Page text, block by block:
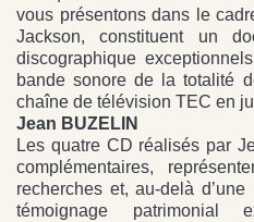
vous présentons dans le
Jackson, constituent un
discographique
bande sonore de la totalité
chaîne de télévision TEC en
Jean BUZELIN
Les quatre CD réalisés par
complémentaires,
recherches et, au-delà
témoignage patrimonial